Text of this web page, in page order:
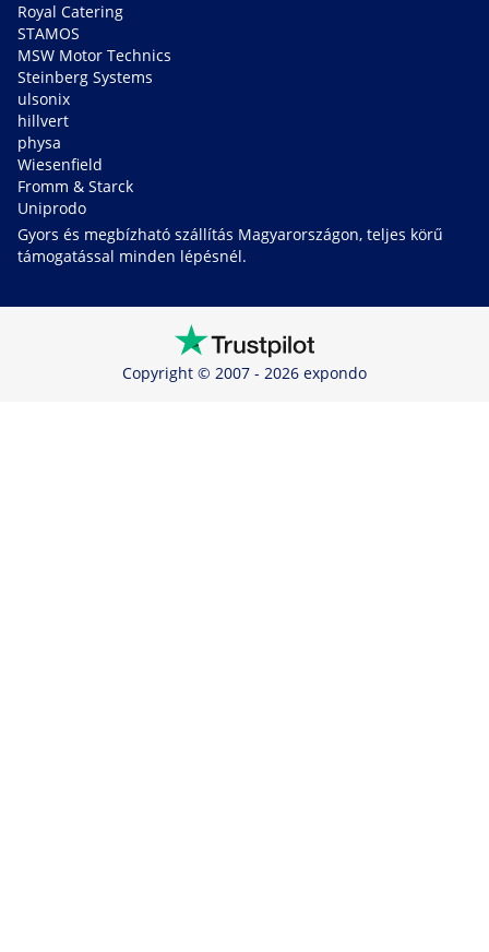
Royal Catering
STAMOS
MSW Motor Technics
Steinberg Systems
ulsonix
hillvert
physa
Wiesenfield
Fromm & Starck
Uniprodo
Gyors és megbízható szállítás Magyarországon, teljes körű
támogatással minden lépésnél.
Copyright © 2007 - 2026 expondo